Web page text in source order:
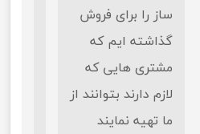
ساز را برای فروش
گذاشته ایم که
مشتری هایی که
لازم دارند بتوانند از
ما تهیه نمایند